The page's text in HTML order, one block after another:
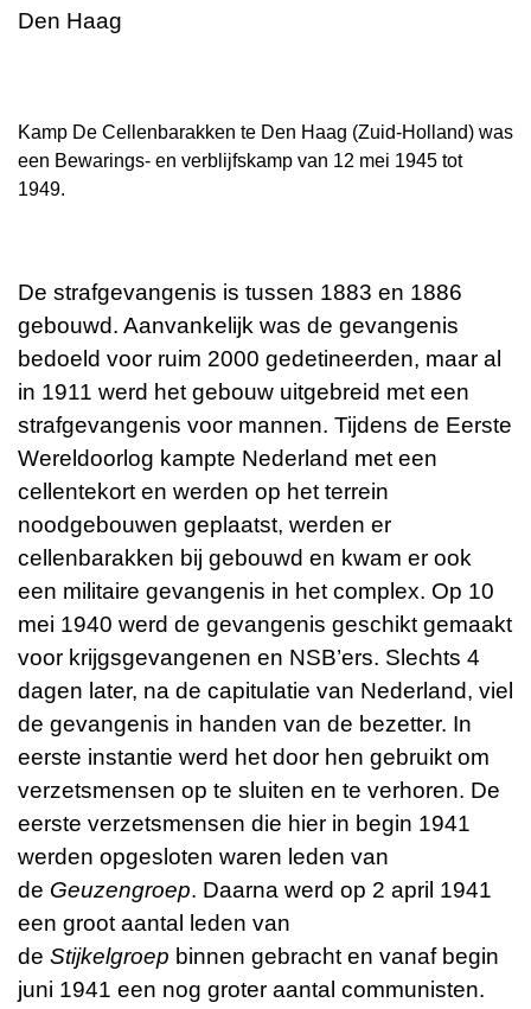
Den Haag
Kamp De Cellenbarakken te Den Haag (Zuid-Holland) was
een Bewarings- en verblijfskamp van 12 mei 1945 tot
1949.
De strafgevangenis is tussen 1883 en 1886
gebouwd. Aanvankelijk was de gevangenis
bedoeld voor ruim 2000 gedetineerden, maar al
in 1911 werd het gebouw uitgebreid met een
strafgevangenis voor mannen. Tijdens de Eerste
Wereldoorlog kampte Nederland met een
cellentekort en werden op het terrein
noodgebouwen geplaatst, werden er
cellenbarakken bij gebouwd en kwam er ook
een militaire gevangenis in het complex. Op 10
mei 1940 werd de gevangenis geschikt gemaakt
voor krijgsgevangenen en NSB’ers. Slechts 4
dagen later, na de capitulatie van Nederland, viel
de gevangenis in handen van de bezetter. In
eerste instantie werd het door hen gebruikt om
verzetsmensen op te sluiten en te verhoren. De
eerste verzetsmensen die hier in begin 1941
werden opgesloten waren leden van
de Geuzengroep. Daarna werd op 2 april 1941
een groot aantal leden van
de Stijkelgroep binnen gebracht en vanaf begin
juni 1941 een nog groter aantal communisten.